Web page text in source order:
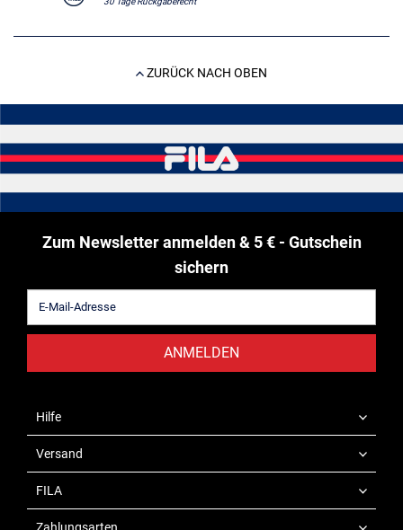
ZURÜCK NACH OBEN
Zum Newsletter anmelden & 5 € - Gutschein
sichern
ANMELDEN
Hilfe
Versand
FILA
Zahlungsarten